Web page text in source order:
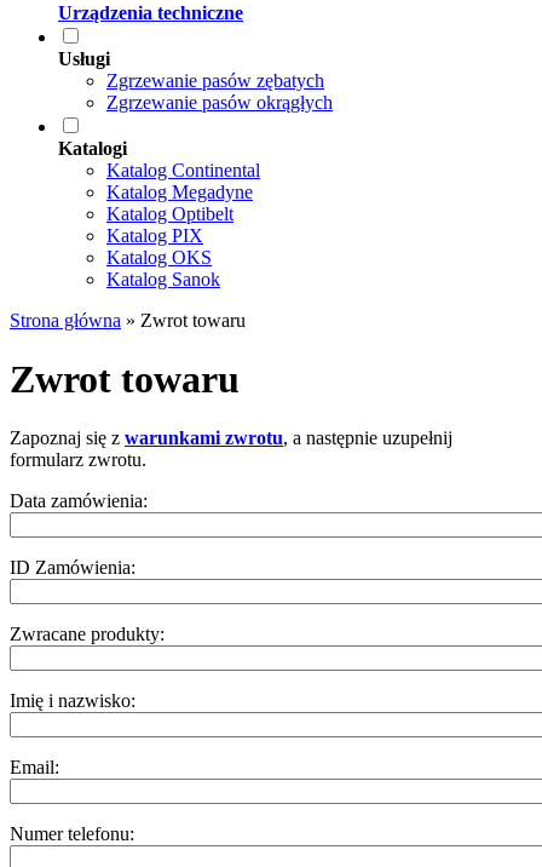
Urządzenia techniczne
Usługi
Zgrzewanie pasów zębatych
Zgrzewanie pasów okrągłych
Katalogi
Katalog Continental
Katalog Megadyne
Katalog Optibelt
Katalog PIX
Katalog OKS
Katalog Sanok
Strona główna » Zwrot towaru
Zwrot towaru
Zapoznaj się z warunkami zwrotu, a następnie uzupełnij
formularz zwrotu.
Data zamówienia:
ID Zamówienia:
Zwracane produkty:
Imię i nazwisko:
Email:
Numer telefonu: